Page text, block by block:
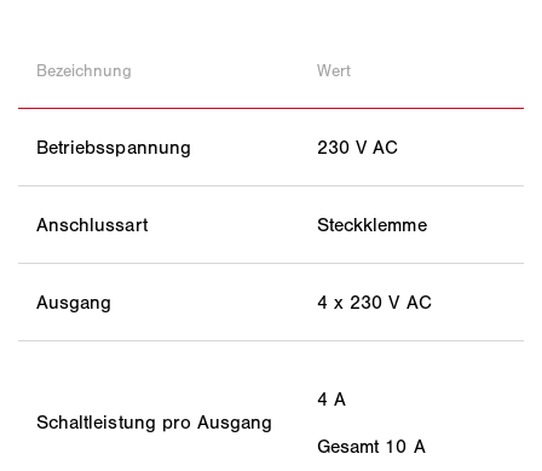
Bezeichnung Wert
Betriebsspannung 230 V AC
Anschlussart Steckklemme
Ausgang 4 x 230 V AC
Schaltleistung pro Ausgang
4 A
Gesamt 10 A